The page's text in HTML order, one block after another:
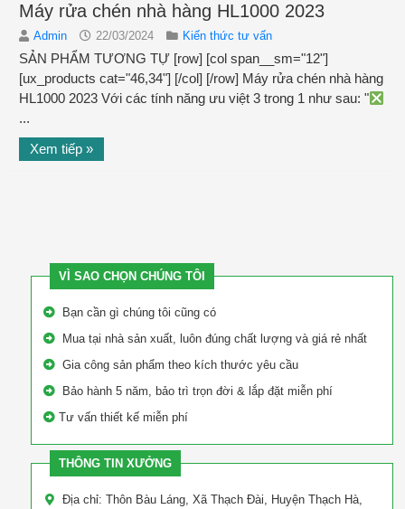
Máy rửa chén nhà hàng HL1000 2023
Admin 22/03/2024 Kiến thức tư vấn
SẢN PHẨM TƯƠNG TỰ [row] [col span__sm="12"]
[ux_products cat="46,34"] [/col] [/row] Máy rửa chén nhà hàng
HL1000 2023 Với các tính năng ưu việt 3 trong 1 như sau: "
...
Xem tiếp »
VÌ SAO CHỌN CHÚNG TÔI
Bạn cần gì chúng tôi cũng có
Mua tại nhà sản xuất, luôn đúng chất lượng và giá rẻ nhất
Gia công sản phẩm theo kích thước yêu cầu
Bảo hành 5 năm, bảo trì trọn đời & lắp đặt miễn phí
Tư vấn thiết kế miễn phí
THÔNG TIN XƯỞNG
Địa chỉ: Thôn Bàu Láng, Xã Thạch Đài, Huyện Thạch Hà,